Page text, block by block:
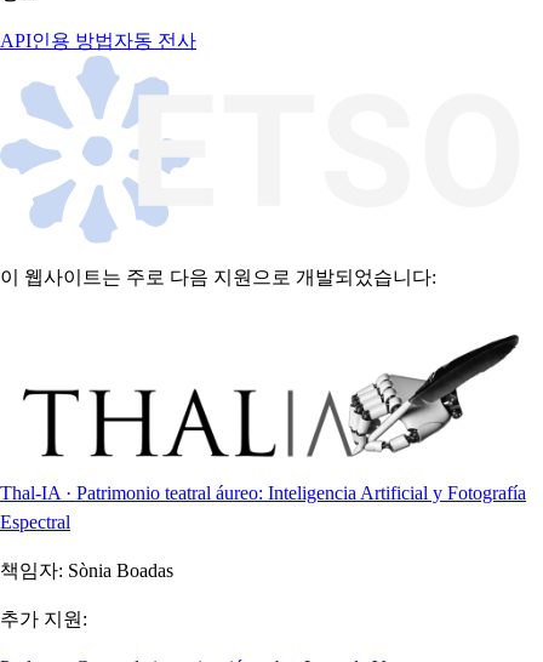
API인용 방법자동 전사
이 웹사이트는 주로 다음 지원으로 개발되었습니다:
Thal-IA · Patrimonio teatral áureo: Inteligencia Artificial y Fotografía
Espectral
책임자: Sònia Boadas
추가 지원: